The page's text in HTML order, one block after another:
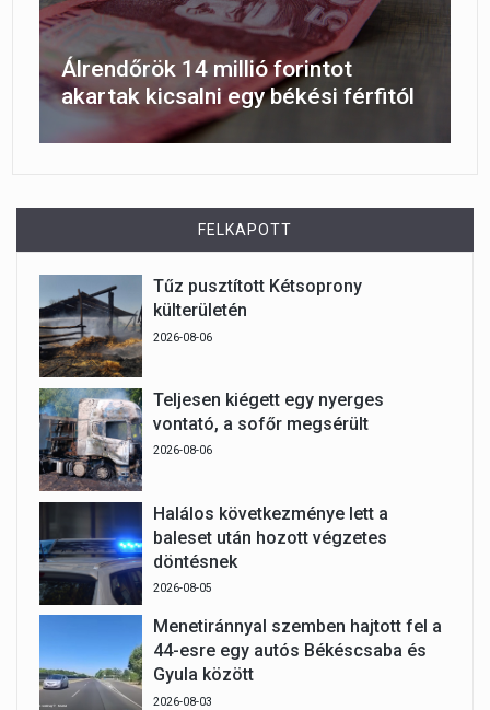
Álrendőrök 14 millió forintot
akartak kicsalni egy békési férfitól
FELKAPOTT
Tűz pusztított Kétsoprony
külterületén
2026-08-06
Teljesen kiégett egy nyerges
vontató, a sofőr megsérült
2026-08-06
Halálos következménye lett a
baleset után hozott végzetes
döntésnek
2026-08-05
Menetiránnyal szemben hajtott fel a
44-esre egy autós Békéscsaba és
Gyula között
2026-08-03